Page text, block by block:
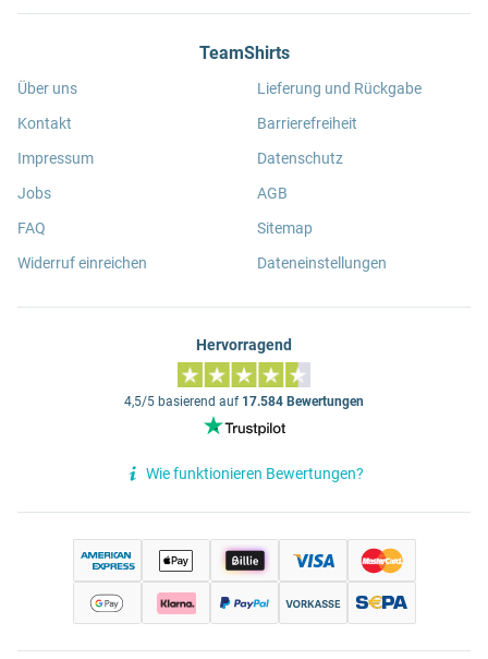
TeamShirts
Über uns
Kontakt
Impressum
Jobs
FAQ
Widerruf einreichen
Lieferung und Rückgabe
Barrierefreiheit
Datenschutz
AGB
Sitemap
Dateneinstellungen
Hervorragend
4,5/5 basierend auf 17.584 Bewertungen
Wie funktionieren Bewertungen?